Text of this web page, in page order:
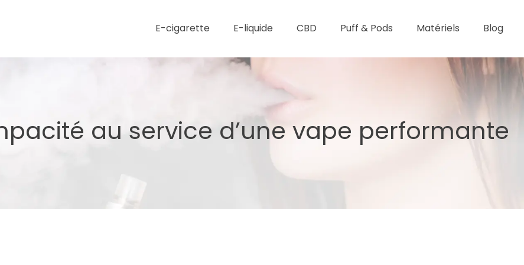
E-cigarette E-liquide CBD Puff & Pods Matériels Blog
au service d’une vape performante